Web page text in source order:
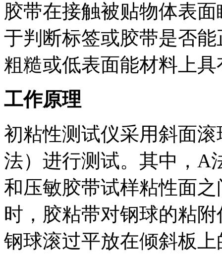
胶带在接触被贴物体表
于判断标签或胶带是否
粗糙或低表面能材料上
工作原理
初粘性测试仪采用斜面
法）进行测试。其中，A
和压敏胶带试样粘性面
时，胶粘带对钢球的粘
钢球滚过平放在倾斜板